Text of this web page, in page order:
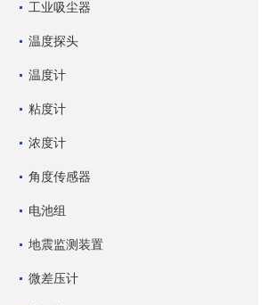
工业吸尘器
温度探头
温度计
粘度计
浓度计
角度传感器
电池组
地震监测装置
微差压计